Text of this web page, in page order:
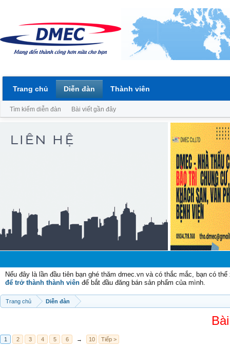
Nếu đây là lần đầu tiên bạn ghé thăm dmec.vn và có thắc mắc, bạn có
để trở thành thành viên để bắt đầu đăng bán sản phẩm của mình.
Trang chủ Diễn đàn
1 2 3 4 5 6 → 10 Tiếp >
Trang chủ Diễn đàn
Tìm kiếm diễn đàn Bài viết gần đây
Thành viên